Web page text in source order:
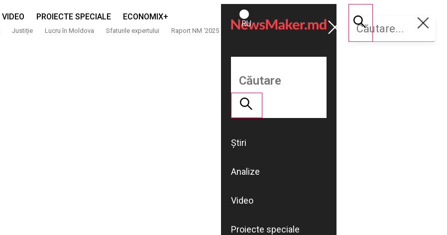
VIDEO PROIECTE SPECIALE ECONOMIX+
Justiție Lucru în Moldova Sfaturile expertului Raport NM ‘2025
ROMÂNĂ
RU
Susține
NM
Știri
Analize
Video
Proiecte speciale